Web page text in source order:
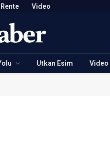
Rente Video
Utkan Esim Video